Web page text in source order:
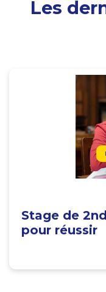
Les
Stage de
pour réussir